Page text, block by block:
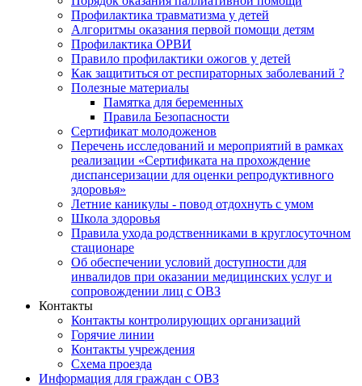
Профилактика травматизма у детей
Алгоритмы оказания первой помощи детям
Профилактика ОРВИ
Правило профилактики ожогов у детей
Как защититься от респираторных заболеваний ?
Полезные материалы
Памятка для беременных
Правила Безопасности
Сертификат молодоженов
Перечень исследований и мероприятий в рамках
реализации «Сертификата на прохождение
диспансеризации для оценки репродуктивного
здоровья»
Летние каникулы - повод отдохнуть с умом
Школа здоровья
Правила ухода родственниками в круглосуточном
стационаре
Об обеспечении условий доступности для
инвалидов при оказании медицинских услуг и
сопровождении лиц с ОВЗ
Контакты
Контакты контролирующих организаций
Горячие линии
Контакты учреждения
Схема проезда
Информация для граждан с ОВЗ